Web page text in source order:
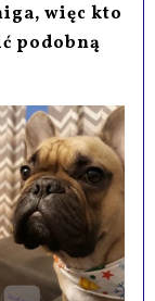
więc kto
podobną